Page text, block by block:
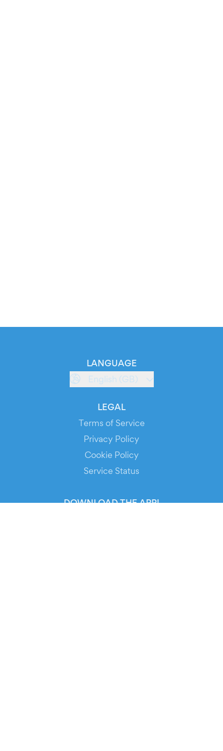
LANGUAGE
English (GB)
LEGAL
Terms of Service
Privacy Policy
Cookie Policy
Service Status
DOWNLOAD THE APP!